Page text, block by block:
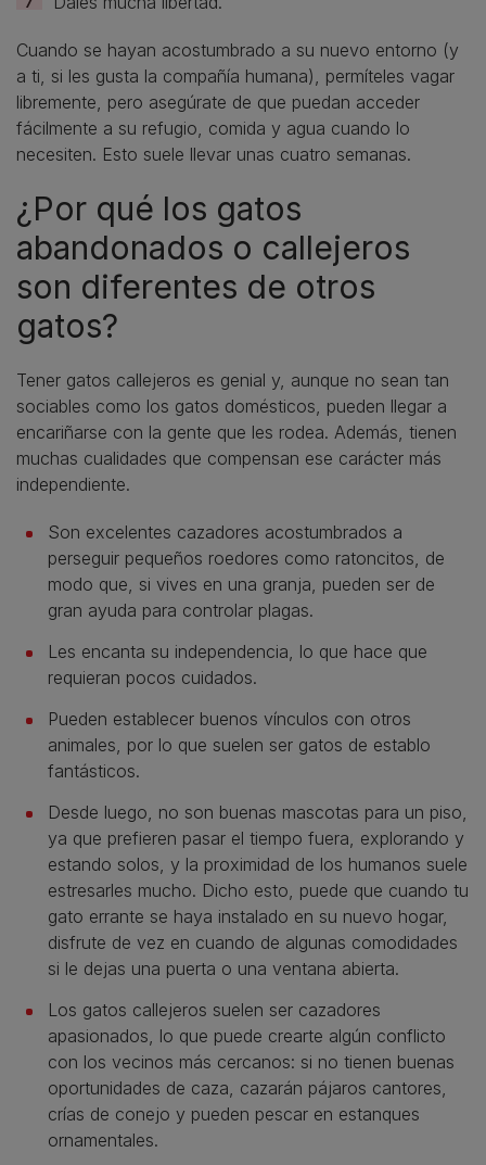
Cuando se hayan acostumbrado a su nuevo entorno (y
a ti, si les gusta la compañía humana), permíteles vagar
libremente, pero asegúrate de que puedan acceder
fácilmente a su refugio, comida y agua cuando lo
necesiten. Esto suele llevar unas cuatro semanas.
¿Por qué los gatos
abandonados o callejeros
son diferentes de otros
gatos?
Tener gatos callejeros es genial y, aunque no sean tan
sociables como los gatos domésticos, pueden llegar a
encariñarse con la gente que les rodea. Además, tienen
muchas cualidades que compensan ese carácter más
independiente.
Son excelentes cazadores acostumbrados a
perseguir pequeños roedores como ratoncitos, de
modo que, si vives en una granja, pueden ser de
gran ayuda para controlar plagas.
Les encanta su independencia, lo que hace que
requieran pocos cuidados.
Pueden establecer buenos vínculos con otros
animales, por lo que suelen ser gatos de establo
fantásticos.
Desde luego, no son buenas mascotas para un piso,
ya que prefieren pasar el tiempo fuera, explorando y
estando solos, y la proximidad de los humanos suele
estresarles mucho. Dicho esto, puede que cuando tu
gato errante se haya instalado en su nuevo hogar,
disfrute de vez en cuando de algunas comodidades
si le dejas una puerta o una ventana abierta.
Los gatos callejeros suelen ser cazadores
apasionados, lo que puede crearte algún conflicto
con los vecinos más cercanos: si no tienen buenas
oportunidades de caza, cazarán pájaros cantores,
crías de conejo y pueden pescar en estanques
ornamentales.